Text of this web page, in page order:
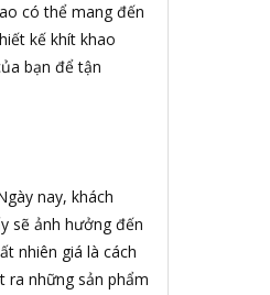
có thể mang đến
kế khít khao
bạn để tận
nay, khách
sẽ ảnh hưởng đến
nhiên giá là cách
ra những sản phẩm